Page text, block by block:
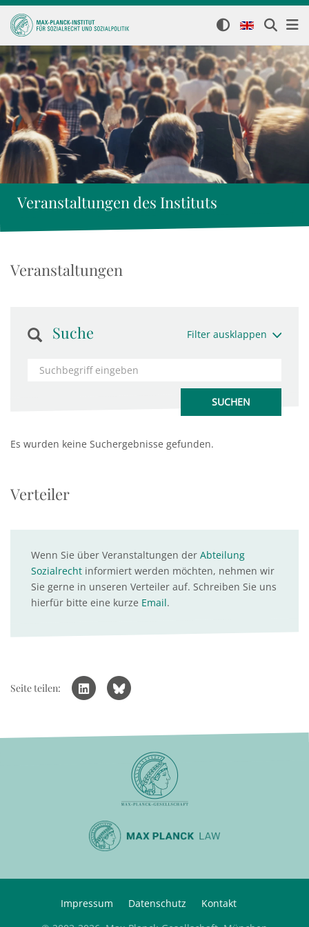
Veranstaltungen des Instituts
Veranstaltungen
Suche Filter ausklappen
Es wurden keine Suchergebnisse gefunden.
Verteiler
Wenn Sie über Veranstaltungen der Abteilung
Sozialrecht informiert werden möchten, nehmen wir
Sie gerne in unseren Verteiler auf. Schreiben Sie uns
hierfür bitte eine kurze Email.
Seite teilen:
Impressum Datenschutz
Kontakt